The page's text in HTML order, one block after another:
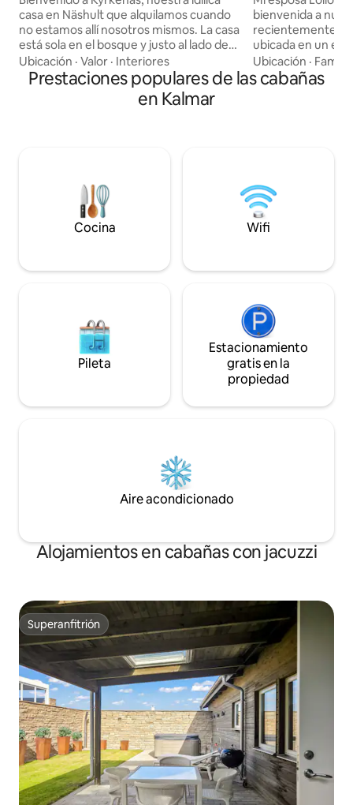
casa en Näshult que alquilamos cuando
no estamos allí nosotros mismos. La casa
está sola en el bosque y justo al lado de
su propio lago forestal con un
embarcadero, sauna y barco. Playa de
arena popular a solo 1 km. A 10 km de la
ciudad de Åseda con tiendas y
alpino: a 20 km NUEVO 2024: nueva
terraza enorme NUEVO 2025: cargador
de vehículos eléctricos para tu automóvil
Ubicación · Valor · Interiores
bienvenida a
recientemente
ubicada en un
y hermoso de
podés relajarte y
tranquila. Vas a tener acceso a nuestro
de Nybro y a 8
la cabaña de
nadar.
Ubicación · Familia
Prestaciones populares de las cabañas
en Kalmar
Cocina Wifi
Pileta
Estacionamiento
gratis en la
propiedad
Aire acondicionado
Alojamientos en cabañas con jacuzzi
Superanfitrión
Superanfitrión